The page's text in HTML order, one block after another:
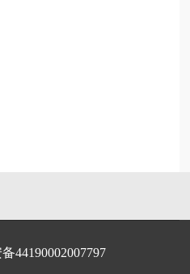
44190002007797